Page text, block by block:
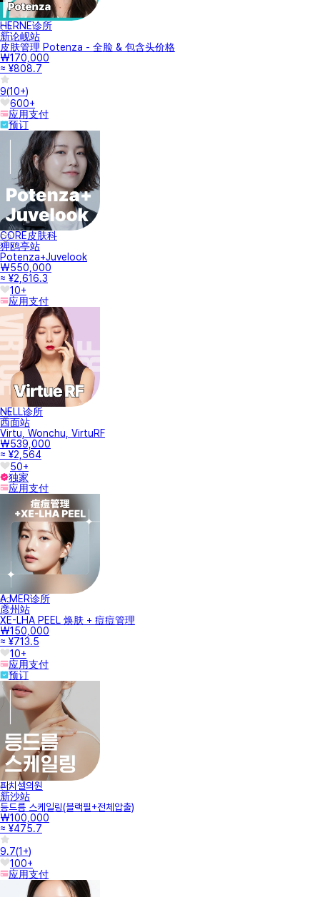
HERNE诊所
新论岘站
皮肤管理 Potenza - 全脸 & 包含头价格
₩170,000
≈ ¥808.7
9(10+)
600+
应用支付
预订
CORE皮肤科
狎鸥亭站
Potenza+Juvelook
₩550,000
≈ ¥2,616.3
10+
应用支付
NELL诊所
西面站
Virtu, Wonchu, VirtuRF
₩539,000
≈ ¥2,564
50+
独家
应用支付
A.MER诊所
彦州站
XE-LHA PEEL 焕肤 + 痘痘管理
₩150,000
≈ ¥713.5
10+
应用支付
预订
피치셀의원
新沙站
등드름 스케일링(블랙필+전체압출)
₩100,000
≈ ¥475.7
9.7(1+)
100+
应用支付